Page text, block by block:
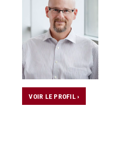
VOIR LE PROFIL ›